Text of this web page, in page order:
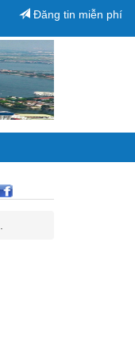
Đăng tin miễn phí